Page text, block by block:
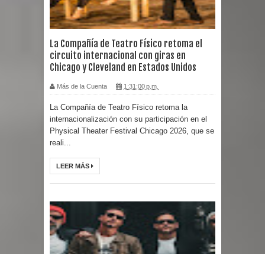
La Compañía de Teatro Físico retoma el
circuito internacional con giras en
Chicago y Cleveland en Estados Unidos
Más de la Cuenta 1:31:00 p.m.
La Compañía de Teatro Físico retoma la
internacionalización con su participación en el
Physical Theater Festival Chicago 2026, que se
reali...
LEER MÁS